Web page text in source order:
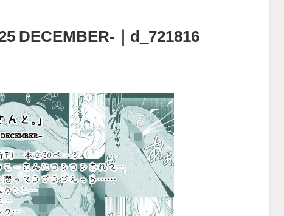
DECEMBER-｜d_721816